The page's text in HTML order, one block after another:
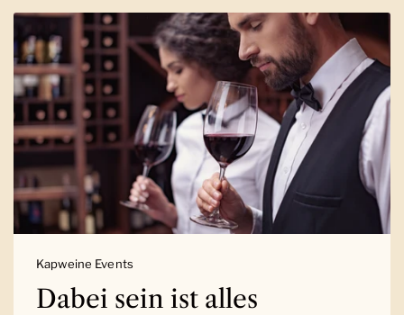
Kapweine Events
Dabei sein ist alles